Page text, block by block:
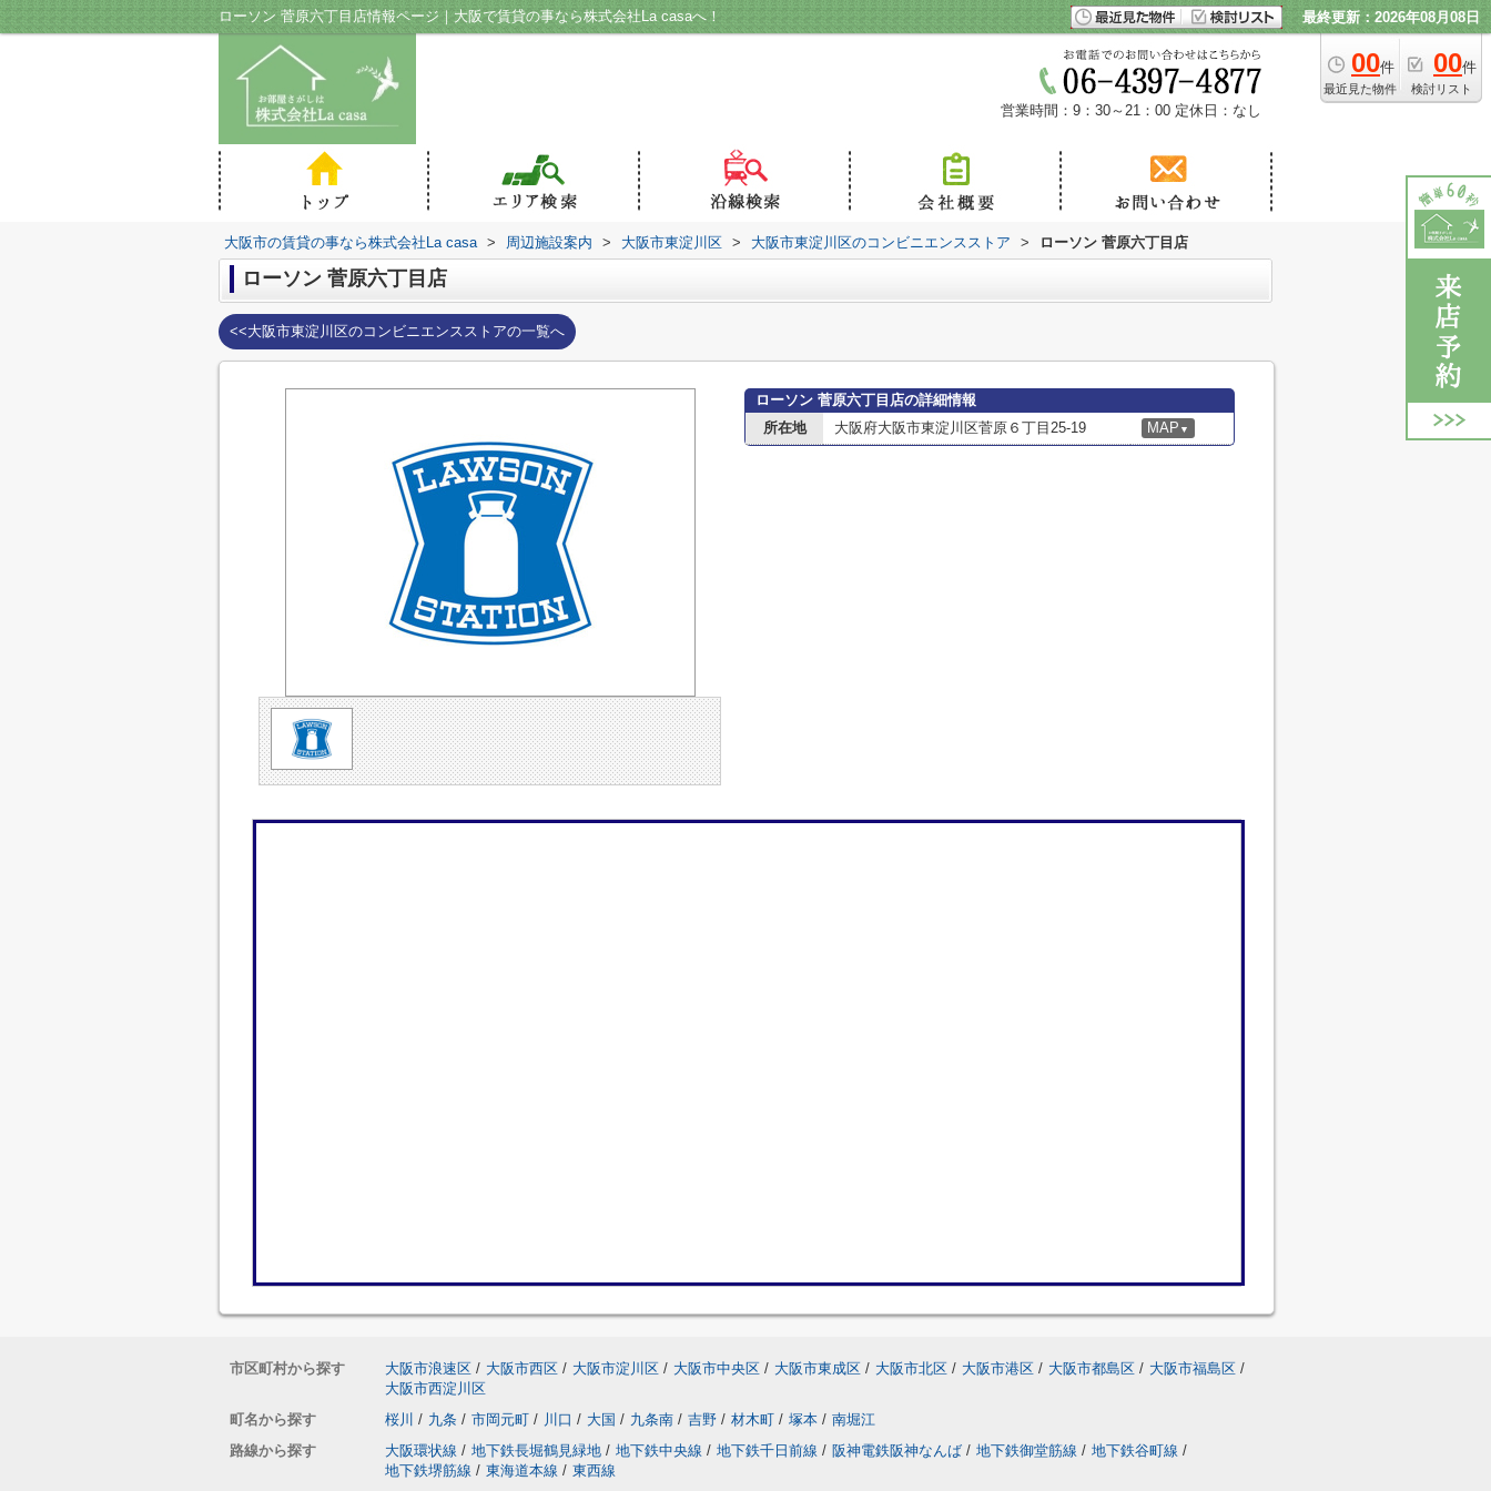
ローソン 菅原六丁目店情報ページ｜大阪で賃貸の事なら株式会社La casaへ！ 最終更新：2026年08月08日
00件
最近見た物件
00件
検討リスト
営業時間：9：30～21：00 定休日：なし
大阪市の賃貸の事なら株式会社La casa > 周辺施設案内 > 大阪市東淀川区 > 大阪市東淀川区のコンビニエンスストア > ローソン 菅原六丁目店
ローソン 菅原六丁目店
<<大阪市東淀川区のコンビニエンスストアの一覧へ
ローソン 菅原六丁目店の詳細情報
所在地
大阪府大阪市東淀川区菅原６丁目25-19 MAP ▼
市区町村から探す 大阪市浪速区 / 大阪市西区 / 大阪市淀川区 / 大阪市中央区 / 大阪市東成区 / 大阪市北区 / 大阪市港区 / 大阪市都島区 / 大阪市福島区 /
大阪市西淀川区
町名から探す
桜川 / 九条 / 市岡元町 / 川口 / 大国 / 九条南 / 吉野 / 材木町 / 塚本 / 南堀江
路線から探す
大阪環状線 / 地下鉄長堀鶴見緑地 / 地下鉄中央線 / 地下鉄千日前線 / 阪神電鉄阪神なんば / 地下鉄御堂筋線 / 地下鉄谷町線 /
地下鉄堺筋線 / 東海道本線 / 東西線